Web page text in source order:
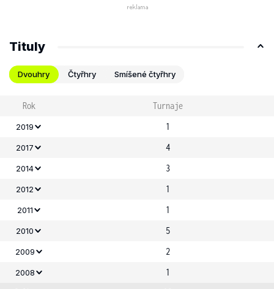
Tituly
Dvouhry Čtyřhry Smíšené čtyřhry
Rok Turnaje
2019 1
2017 4
2014 3
2012 1
2011 1
2010 5
2009 2
2008
1